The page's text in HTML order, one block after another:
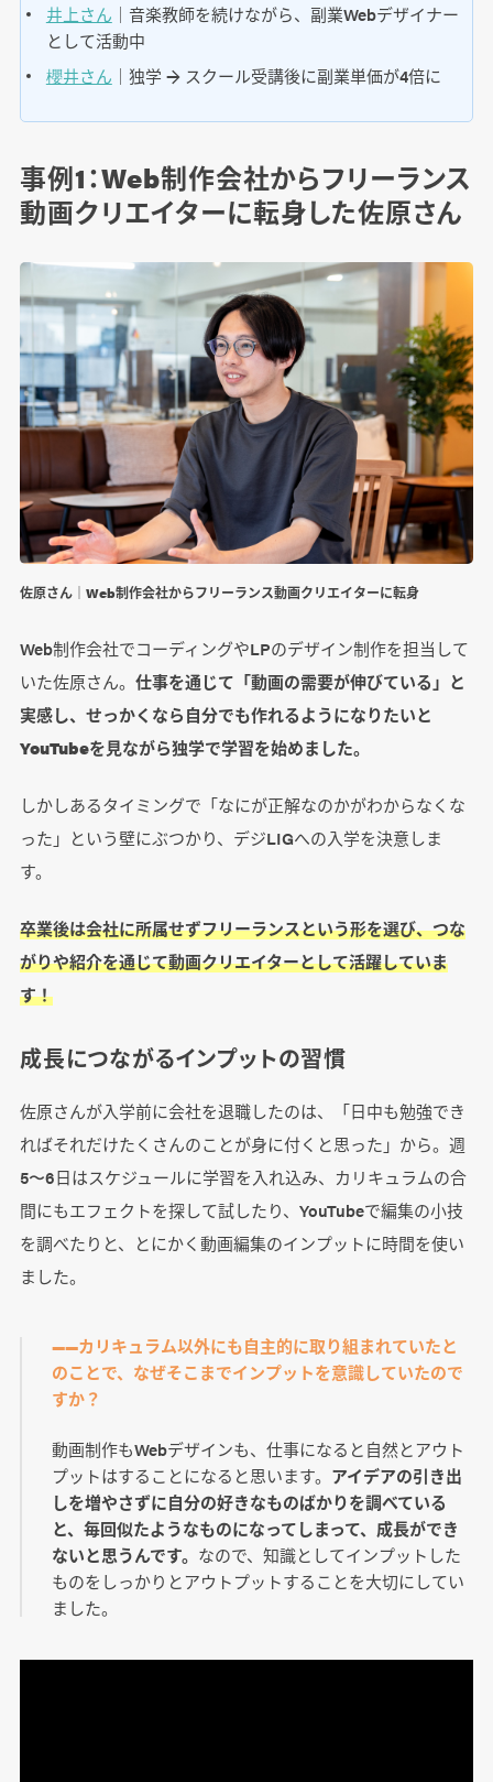
井上さん ｜音楽教師を続けながら、副業Webデザイナー
として活動中
櫻井さん ｜独学 → スクール受講後に副業単価が4倍に
事例1：Web制作会社からフリーランス
動画クリエイターに転身した佐原さん
佐原さん｜Web制作会社からフリーランス動画クリエイターに転身
Web制作会社でコーディングやLPのデザイン制作を担当して
いた佐原さん。 仕事を通じて「動画の需要が伸びている」と
実感し、せっかくなら自分でも作れるようになりたいと
YouTubeを見ながら独学で学習を始めました。
しかしあるタイミングで「なにが正解なのかがわからなくな
った」という壁にぶつかり、デジLIGへの入学を決意しま
す。
卒業後は会社に所属せずフリーランスという形を選び、つな
がりや紹介を通じて動画クリエイターとして活躍していま
す！
成長につながるインプットの習慣
佐原さんが入学前に会社を退職したのは、「日中も勉強でき
ればそれだけたくさんのことが身に付くと思った」から。週
5〜6日はスケジュールに学習を入れ込み、カリキュラムの合
間にもエフェクトを探して試したり、YouTubeで編集の小技
を調べたりと、とにかく動画編集のインプットに時間を使い
ました。
――カリキュラム以外にも自主的に取り組まれていたと
のことで、なぜそこまでインプットを意識していたので
すか？
動画制作もWebデザインも、仕事になると自然とアウト
プットはすることになると思います。 アイデアの引き出
しを増やさずに自分の好きなものばかりを調べている
と、毎回似たようなものになってしまって、成長ができ
ないと思うんです。 なので、知識としてインプットした
ものをしっかりとアウトプットすることを大切にしてい
ました。